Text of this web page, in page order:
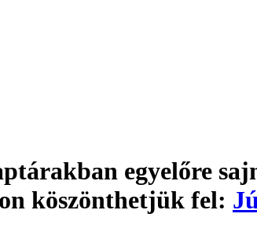
egyelőre
köszönthetjük fel: